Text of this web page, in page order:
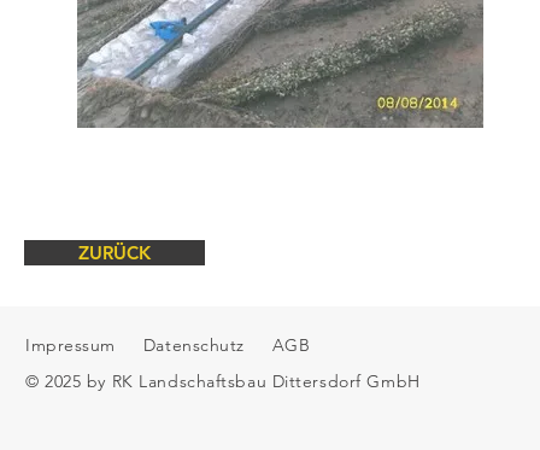
ZURÜCK
Impressum Datenschutz
AGB
© 2025 by RK Landschaftsbau Dittersdorf GmbH